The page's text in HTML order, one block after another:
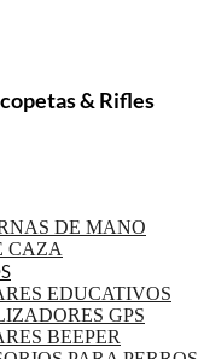
& Rifles
DE MANO
CAZA
EDUCATIVOS
GPS
BEEPER